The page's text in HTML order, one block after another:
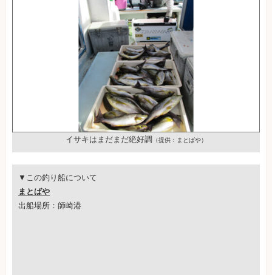
イサキはまだまだ絶好調 （提供：まとばや）
▼この釣り船について
まとばや
出船場所：師崎港